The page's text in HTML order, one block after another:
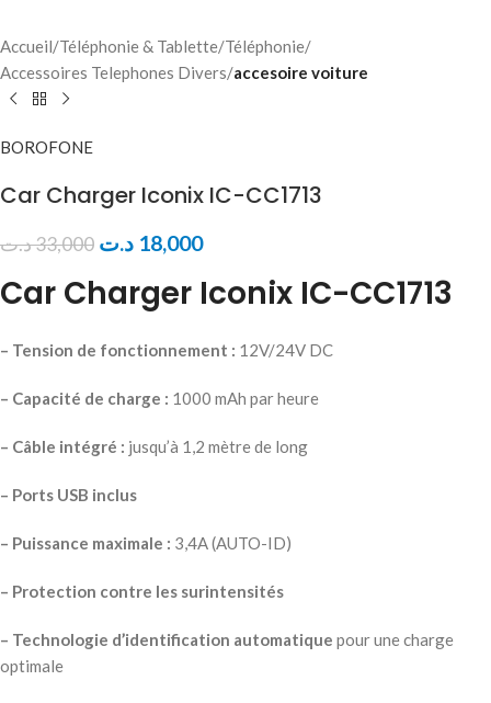
Accueil Téléphonie & Tablette Téléphonie
Accessoires Telephones Divers accesoire voiture
BOROFONE
Car Charger Iconix IC-CC1713
33,000د.ت 18,000 د.ت
Car Charger Iconix IC-CC1713
– Tension de fonctionnement : 12V/24V DC
– Capacité de charge : 1000 mAh par heure
– Câble intégré : jusqu’à 1,2 mètre de long
– Ports USB inclus
– Puissance maximale : 3,4A (AUTO-ID)
– Protection contre les surintensités
– Technologie d’identification automatique pour une charge
optimale